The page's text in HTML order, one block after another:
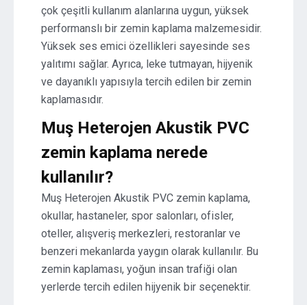
çok çeşitli kullanım alanlarına uygun, yüksek
performanslı bir zemin kaplama malzemesidir.
Yüksek ses emici özellikleri sayesinde ses
yalıtımı sağlar. Ayrıca, leke tutmayan, hijyenik
ve dayanıklı yapısıyla tercih edilen bir zemin
kaplamasıdır.
Muş Heterojen Akustik PVC
zemin kaplama nerede
kullanılır?
Muş Heterojen Akustik PVC zemin kaplama,
okullar, hastaneler, spor salonları, ofisler,
oteller, alışveriş merkezleri, restoranlar ve
benzeri mekanlarda yaygın olarak kullanılır. Bu
zemin kaplaması, yoğun insan trafiği olan
yerlerde tercih edilen hijyenik bir seçenektir.